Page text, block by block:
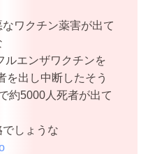
ワクチン薬害が出て
ルエンザワクチンを
を出し中断したそう
約5000人死者が出て
しょうな